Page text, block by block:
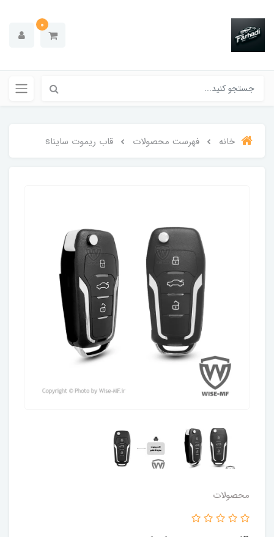
0
خانه فهرست محصولات قاب ریموت سایناs
محصولات